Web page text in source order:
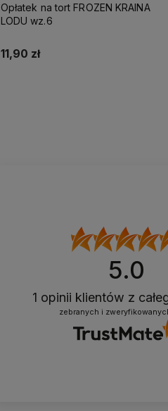
Opłatek na tort FROZEN KRAINA
LODU wz.6
11,90 zł
5.0
1 opinii klientów z
zebranych i